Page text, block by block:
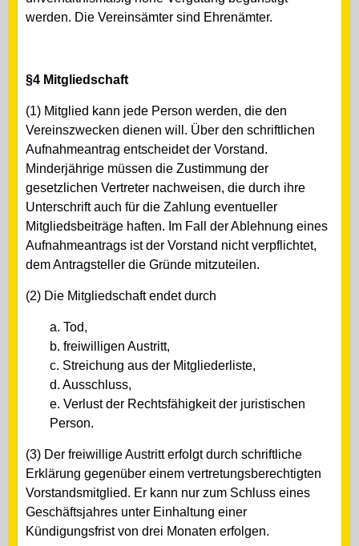
werden. Die Vereinsämter sind Ehrenämter.
§4 Mitgliedschaft
(1) Mitglied kann jede Person werden, die den
Vereinszwecken dienen will. Über den schriftlichen
Aufnahmeantrag entscheidet der Vorstand.
Minderjährige müssen die Zustimmung der
gesetzlichen Vertreter nachweisen, die durch ihre
Unterschrift auch für die Zahlung eventueller
Mitgliedsbeiträge haften. Im Fall der Ablehnung eines
Aufnahmeantrags ist der Vorstand nicht verpflichtet,
dem Antragsteller die Gründe mitzuteilen.
(2) Die Mitgliedschaft endet durch
a. Tod,
b. freiwilligen Austritt,
c. Streichung aus der Mitgliederliste,
d. Ausschluss,
e. Verlust der Rechtsfähigkeit der juristischen
Person.
(3) Der freiwillige Austritt erfolgt durch schriftliche
Erklärung gegenüber einem vertretungsberechtigten
Vorstandsmitglied. Er kann nur zum Schluss eines
Geschäftsjahres unter Einhaltung einer
Kündigungsfrist von drei Monaten erfolgen.